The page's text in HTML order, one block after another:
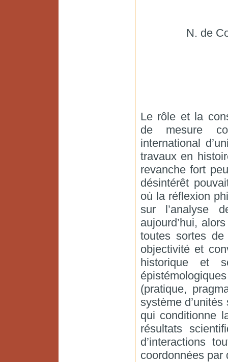
N. de
Le rôle et la
de mesure
international
travaux en
revanche fort
désintérêt
où la réflexion
sur l’analyse
aujourd’hui,
toutes sortes
objectivité et
historique et
(pratique,
système
qui conditionne
résultats
d’interactions
coordonnées par